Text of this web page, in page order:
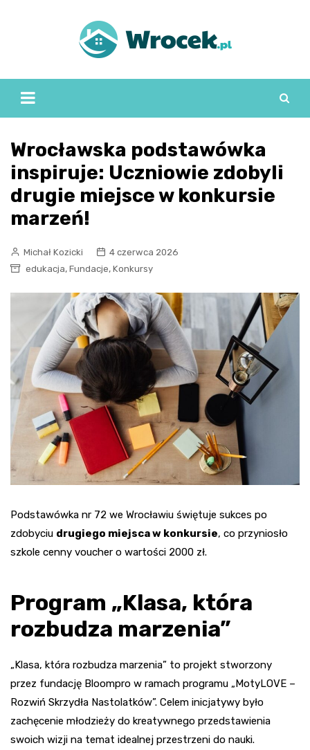
Wrocławska podstawówka
inspiruje: Uczniowie zdobyli
drugie miejsce w konkursie
marzeń!
Michał Kozicki
4 czerwca 2026
edukacja, Fundacje, Konkursy
Podstawówka nr 72 we Wrocławiu świętuje sukces po
zdobyciu drugiego miejsca w konkursie, co przyniosło
szkole cenny voucher o wartości 2000 zł.
Program „Klasa, która
rozbudza marzenia”
„Klasa, która rozbudza marzenia” to projekt stworzony
przez fundację Bloompro w ramach programu „MotyLOVE –
Rozwiń Skrzydła Nastolatków”. Celem inicjatywy było
zachęcenie młodzieży do kreatywnego przedstawienia
swoich wizji na temat idealnej przestrzeni do nauki.